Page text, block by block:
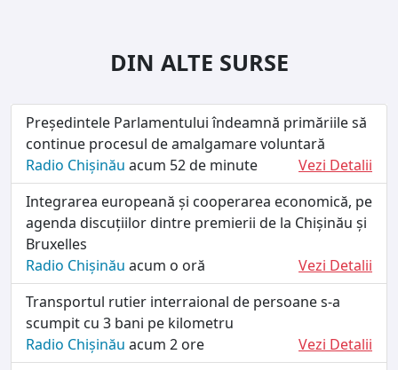
DIN ALTE SURSE
Președintele Parlamentului îndeamnă primăriile să
continue procesul de amalgamare voluntară
Radio Chișinău acum 52 de minute
Vezi Detalii
Integrarea europeană și cooperarea economică, pe
agenda discuțiilor dintre premierii de la Chișinău și
Bruxelles
Radio Chișinău acum o oră
Vezi Detalii
Transportul rutier interraional de persoane s-a
scumpit cu 3 bani pe kilometru
Radio Chișinău acum 2 ore
Vezi Detalii